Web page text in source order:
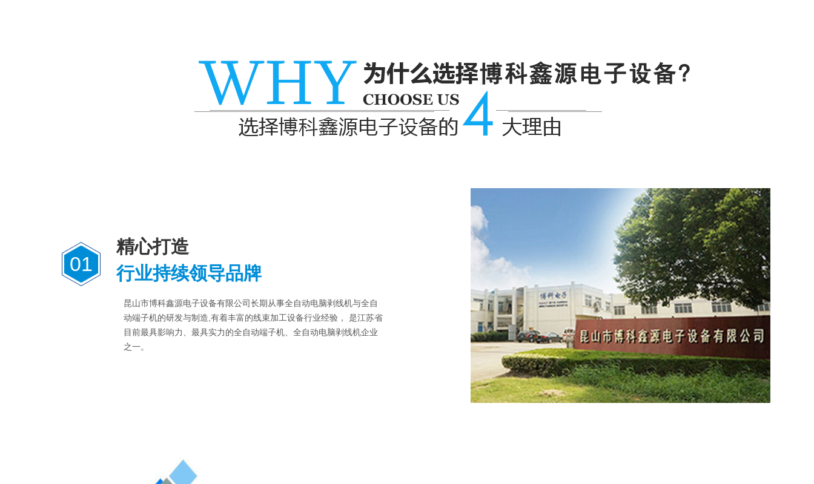
01
精心打造
行业持续领导品牌
昆山市博科鑫源电子设备有限公司长期从事全自动电脑剥线机与全自
动端子机的研发与制造,有着丰富的线束加工设备行业经验， 是江苏省
目前最具影响力、最具实力的全自动端子机、全自动电脑剥线机企业
之一。